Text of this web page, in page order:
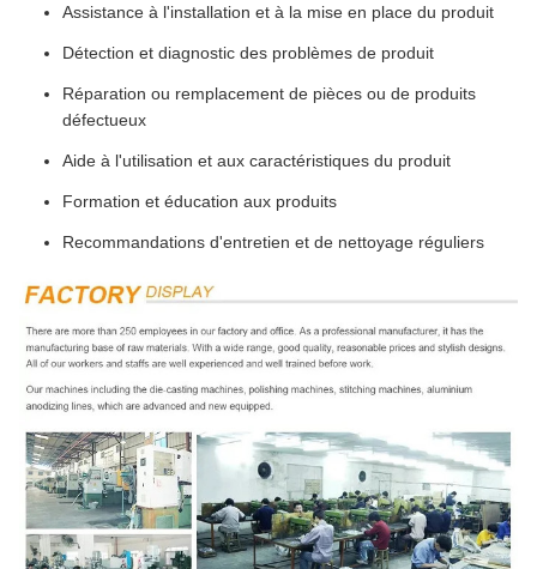
Assistance à l'installation et à la mise en place du produit
Détection et diagnostic des problèmes de produit
Réparation ou remplacement de pièces ou de produits
défectueux
Aide à l'utilisation et aux caractéristiques du produit
Formation et éducation aux produits
Recommandations d'entretien et de nettoyage réguliers